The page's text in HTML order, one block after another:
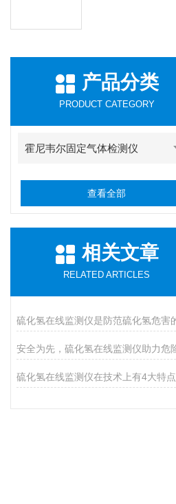
产品分类
PRODUCT CATEGORY
霍尼韦尔固定气体检测仪
查看全部
相关文章
RELATED ARTICLES
硫化氢在线监测仪在技术上有4大特点